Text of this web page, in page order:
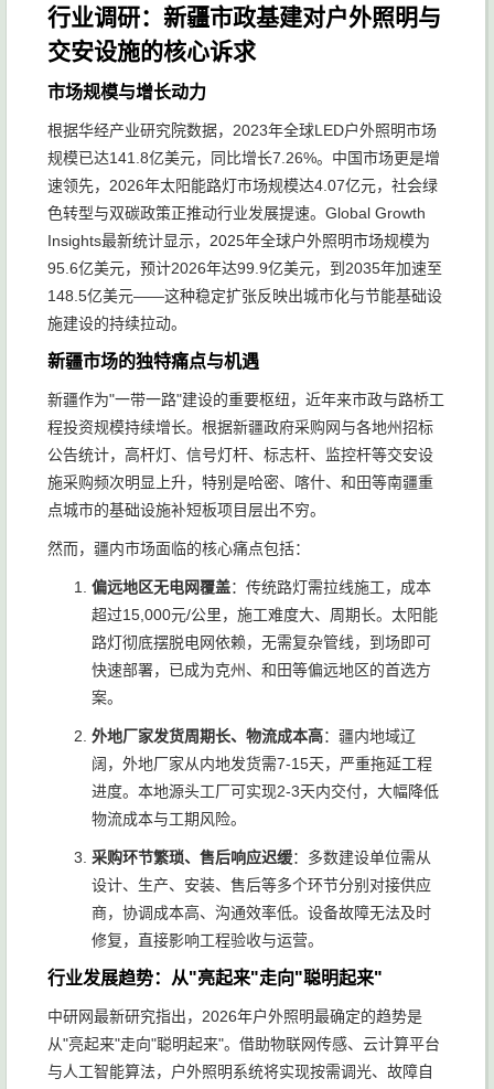
行业调研：新疆市政基建对户外照明与
交安设施的核心诉求
市场规模与增长动力
根据华经产业研究院数据，2023年全球LED户外照明市场
规模已达141.8亿美元，同比增长7.26%。中国市场更是增
速领先，2026年太阳能路灯市场规模达4.07亿元，社会绿
色转型与双碳政策正推动行业发展提速。Global Growth
Insights最新统计显示，2025年全球户外照明市场规模为
95.6亿美元，预计2026年达99.9亿美元，到2035年加速至
148.5亿美元——这种稳定扩张反映出城市化与节能基础设
施建设的持续拉动。
新疆市场的独特痛点与机遇
新疆作为"一带一路"建设的重要枢纽，近年来市政与路桥工
程投资规模持续增长。根据新疆政府采购网与各地州招标
公告统计，高杆灯、信号灯杆、标志杆、监控杆等交安设
施采购频次明显上升，特别是哈密、喀什、和田等南疆重
点城市的基础设施补短板项目层出不穷。
然而，疆内市场面临的核心痛点包括：
偏远地区无电网覆盖：传统路灯需拉线施工，成本
超过15,000元/公里，施工难度大、周期长。太阳能
路灯彻底摆脱电网依赖，无需复杂管线，到场即可
快速部署，已成为克州、和田等偏远地区的首选方
案。
外地厂家发货周期长、物流成本高：疆内地域辽
阔，外地厂家从内地发货需7-15天，严重拖延工程
进度。本地源头工厂可实现2-3天内交付，大幅降低
物流成本与工期风险。
采购环节繁琐、售后响应迟缓：多数建设单位需从
设计、生产、安装、售后等多个环节分别对接供应
商，协调成本高、沟通效率低。设备故障无法及时
修复，直接影响工程验收与运营。
行业发展趋势：从"亮起来"走向"聪明起来"
中研网最新研究指出，2026年户外照明最确定的趋势是
从"亮起来"走向"聪明起来"。借助物联网传感、云计算平台
与人工智能算法，户外照明系统将实现按需调光、故障自